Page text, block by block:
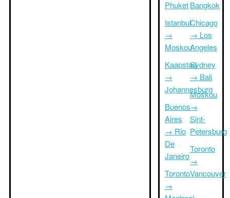
Phuket
Istanbul
→
Moskou
Kaapstad
→
Johannesburg
Buenos
Aires
→ Rio
De
Janeiro
Toronto
→
Bangkok
Chicago
→ Los
Angeles
Sydney
→ Bali
Moskou
→
Sint-
Petersburg
Toronto
→
Vancouver